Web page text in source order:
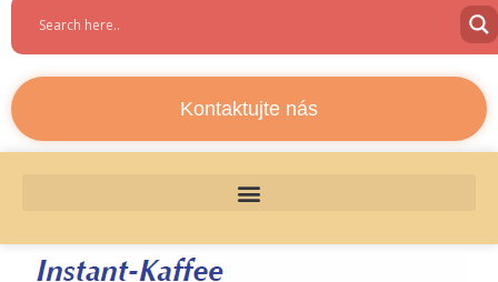
Kontaktujte nás